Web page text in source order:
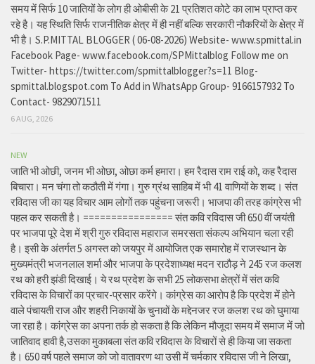
समय में सिर्फ 10 जातियों के लोग ही ओबीसी के 21 प्रतिशत कोटे का लाभ प्राप्त कर
रहे है। यह स्थिति सिर्फ राजनीतिक क्षेत्र में ही नहीं बल्कि सरकारी नौकरियों के क्षेत्र में
भी है। S.P.MITTAL BLOGGER ( 06-08-2026) Website- www.spmittal.in
Facebook Page- www.facebook.com/SPMittalblog Follow me on
Twitter- https://twitter.com/spmittalblogger?s=11 Blog-
spmittal.blogspot.com To Add in WhatsApp Group- 9166157932 To
Contact- 9829071511
6 AUG, 2026
NEW
जाति भी ओछी, जनम भी ओछा, ओछा कर्म हमारा। हम रैदास राम राई को, कह रैदास
बिचारा। मन चंगा तो कठौती में गंगा। गुरु ग्रंथ साहिब में भी 41 वाणियों के शब्द। संत
रविदास जी का यह विचार आम लोगों तक पहुंचना जरूरी। भाजपा की तरह कांग्रेस भी
पहल कर सकती है। ================ संत कवि रविदास जी 650 वीं जयंती
पर भाजपा पूरे देश में श्री गुरु रविदास महाराज समरसता संकल्प अभियान चला रही
है। इसी के अंतर्गत 5 अगस्त को जयपुर में आयोजित एक समारोह में राजस्थान के
मुख्यमंत्री भजनलाल शर्मा और भाजपा के प्रदेशाध्यक्ष मदन राठौड़ ने 245 रज कलश
रथ को हरी झंडी दिखाई। ये रथ प्रदेश के सभी 25 लोकसभा क्षेत्रों में संत कवि
रविदास के विचारों का प्रचार-प्रसार करेंगे। कांग्रेस का आरोप है कि प्रदेश में होने
वाले पंचायती राज और शहरी निकायों के चुनावों के मद्देनजर रज कलश रथ को घुमाया
जा रहा है। कांग्रेस का अपना तर्क हो सकता है कि लेकिन मौजूदा समय में समाज में जो
जातिवाद हावी है,उसका मुकाबला संत कवि रविदास के विचारों से ही किया जा सकता
है। 650 वर्ष पहले समाज को जो वातावरण था उसी में चर्मकार रविदास जी ने लिखा,